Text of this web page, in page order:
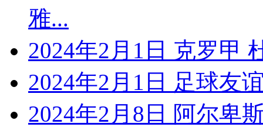
雅...
2024年2月1日 克罗甲
2024年2月1日 足球友
2024年2月8日 阿尔卑